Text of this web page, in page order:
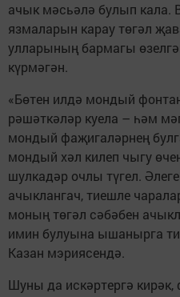
ачык мәсьәлә булып кала.
язмаларын карау төгәл
улларының бармагы
күрмәгән.
«Бөтен илдә мондый
рәшәткәләр куела – һәм
мондый фаҗигаләрнең
мондый хәл килеп чыгу
шулкадәр очлы түгел.
ачыклангач, тиешле
моның төгәл сәбәбен
имин булуына ышанырга
Казан мэриясендә.
Шуны да искәртергә